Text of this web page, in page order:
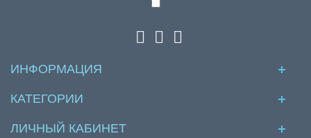
ИНФОРМАЦИЯ
КАТЕГОРИИ
ЛИЧНЫЙ КАБИНЕТ